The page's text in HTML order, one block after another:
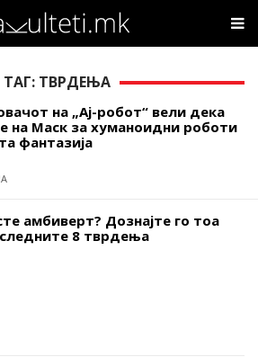
ТАГ: ТВРДЕЊА
на „Ај-робот“ вели дека
на Маск за хуманоидни роботи
фантазија
амбиверт? Дознајте го тоа
8 тврдења